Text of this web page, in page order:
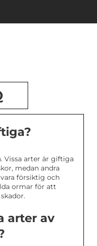
Vissa arter är giftiga
medan andra
försiktig och
ormar för att
arter av